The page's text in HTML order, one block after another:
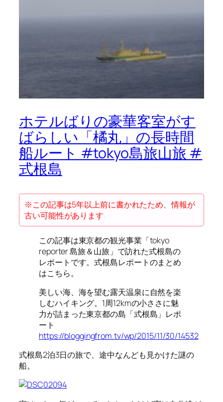
ホテルばりの豪華客室がす
ばらしい「橘丸」の長時間
船ルート #tokyo島旅山旅 #
式根島
※この記事は5年以上前に書かれたため、情報が
古い可能性があります
この記事は東京都の観光事業「tokyo
reporter 島旅＆山旅」で訪れた式根島の
レポートです。式根島レポートのまとめ
はこちら。
美しい海、海を望む露天温泉に自然を楽
しむハイキング。1周12kmの小ささに魅
力が詰まった東京都の島「式根島」レポ
ート
https://bloggingfrom.tv/wp/2015/11/30/14532
式根島2泊3日の旅で、途中なんども見かけた謎の
船。